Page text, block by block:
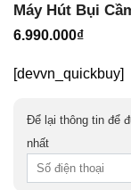
Máy Hút Bụi
6.990.000₫
[devvn_quickbuy]
Để lại thông tin để
nhất